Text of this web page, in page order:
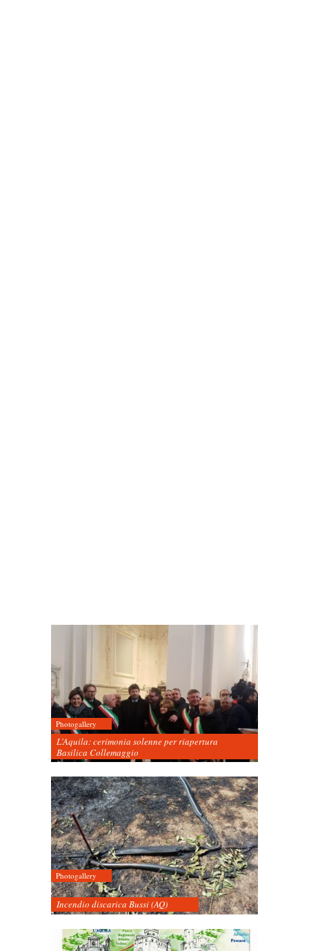
Photogallery
L’Aquila: cerimonia solenne per riapertura
Basilica Collemaggio
Photogallery
Incendio discarica Bussi (AQ)